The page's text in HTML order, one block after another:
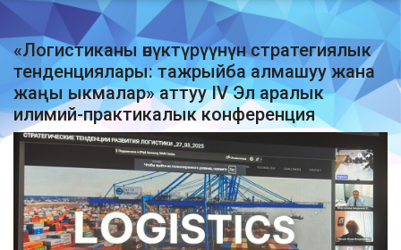
«Логистиканы өнүктүрүүнүн стратегиялык
тенденциялары: тажрыйба алмашуу жана
жаңы ыкмалар» аттуу IV Эл аралык
илимий-практикалык конференция